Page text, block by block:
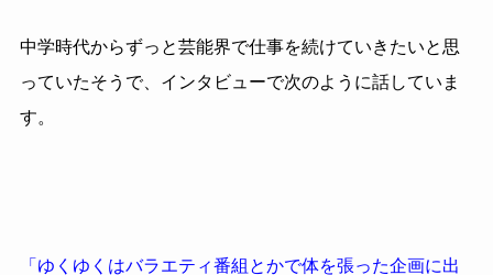
中学時代からずっと芸能界で仕事を続けていきたいと思
っていたそうで、インタビューで次のように話していま
す。
「ゆくゆくはバラエティ番組とかで体を張った企画に出